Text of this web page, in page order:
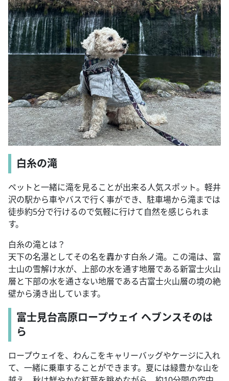
白糸の滝
ペットと一緒に滝を見ることが出来る人気スポット。軽井
沢の駅から車やバスで行く事ができ、駐車場から滝までは
徒歩約5分で行けるので気軽に行けて自然を感じられま
す。
白糸の滝とは？
天下の名瀑としてその名を轟かす白糸ノ滝。この滝は、富
士山の雪解け水が、上部の水を通す地層である新富士火山
層と下部の水を通さない地層である古富士火山層の境の絶
壁から湧き出しています。
富士見台高原ロープウェイ ヘブンスそのは
ら
ロープウェイを、わんこをキャリーバッグやケージに入れ
て、一緒に乗車することができます。夏には緑豊かな山を